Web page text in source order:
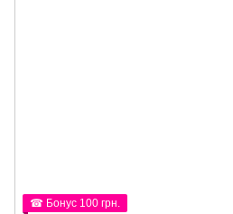
☎ Бонус 100 грн.